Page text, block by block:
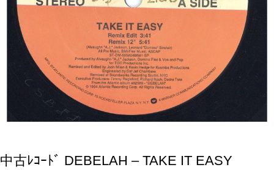
中古ﾚｺｰﾄﾞ DEBELAH – TAKE IT EASY